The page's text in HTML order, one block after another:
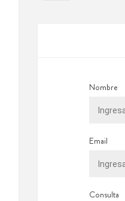
Nombre
Email
Consulta